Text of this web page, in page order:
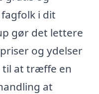
i dit
gør det lettere
og ydelser
til at træffe en
at